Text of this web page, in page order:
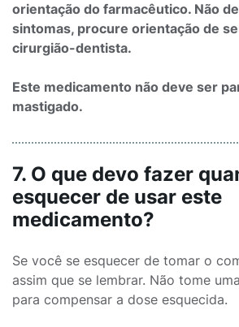
orientação do farmacêutico. Não
sintomas, procure orientação de
cirurgião-dentista.
Este medicamento não deve ser
mastigado.
7. O que devo fazer
esquecer de usar este
medicamento?
Se você se esquecer de tomar o
assim que se lembrar. Não tome
para compensar a dose esquecida.